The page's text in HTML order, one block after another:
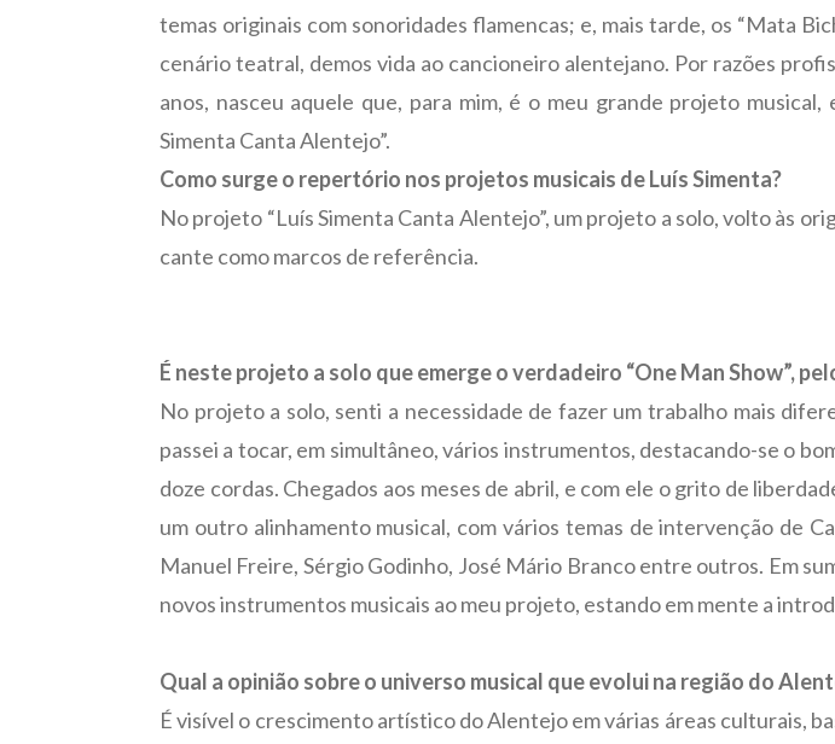
temas originais com sonoridades flamencas; e, mais tarde, os “Mata
cenário teatral, demos vida ao cancioneiro alentejano. Por razões
anos, nasceu aquele que, para mim, é o meu grande projeto
Simenta Canta Alentejo”.
Como surge o repertório nos projetos musicais de Luís Simenta?
No projeto “Luís Simenta Canta Alentejo”, um projeto a solo, volto às
cante como marcos de referência.
É neste projeto a solo que emerge o verdadeiro “One Man Show”,
No projeto a solo, senti a necessidade de fazer um trabalho mais
passei a tocar, em simultâneo, vários instrumentos, destacando-se o
doze cordas. Chegados aos meses de abril, e com ele o grito de
um outro alinhamento musical, com vários temas de intervenção de
Manuel Freire, Sérgio Godinho, José Mário Branco entre outros. Em
novos instrumentos musicais ao meu projeto, estando em mente a
Qual a opinião sobre o universo musical que evolui na região do
É visível o crescimento artístico do Alentejo em várias áreas culturais,